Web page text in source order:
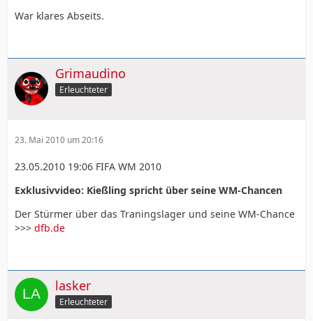
War klares Abseits.
Grimaudino
Erleuchteter
23. Mai 2010 um 20:16
23.05.2010 19:06 FIFA WM 2010
Exklusivvideo: Kießling spricht über seine WM-Chancen
Der Stürmer über das Traningslager und seine WM-Chance
>>> dfb.de
lasker
Erleuchteter